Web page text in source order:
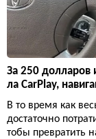
За 250 долларов
ла CarPlay,
В то время как
достаточно
тобы превратить